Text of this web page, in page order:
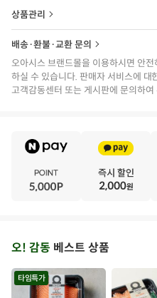
상품관리
배송·환불·교환 문의
오아시스 브랜드몰을 이용하시면 안전
하실 수 있습니다. 판매자 서비스에 대
고객감동센터 또는 게시판에 문의하여
아
시
오! 감동 베스트 상품
타임특가